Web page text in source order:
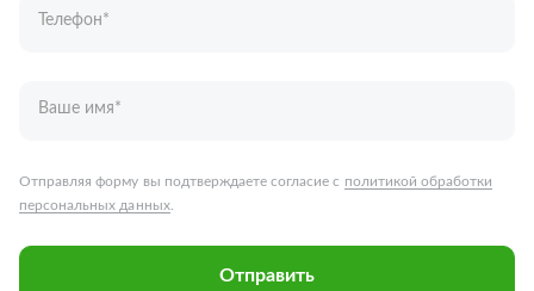
Запчасти для грузовых автомобилей
Каталог запчастей